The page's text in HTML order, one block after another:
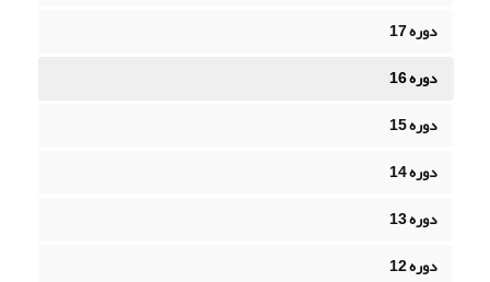
دوره 17
دوره 16
دوره 15
دوره 14
دوره 13
دوره 12